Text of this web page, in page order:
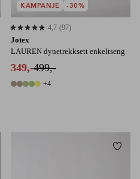
Jotex
LAUREN dynetrekksett enkeltseng
349,-499,-
9 farger
+4
4,7 basert på 97 karaktergivninger
4,7 (97)
KAMPANJE -30%
til favoritter